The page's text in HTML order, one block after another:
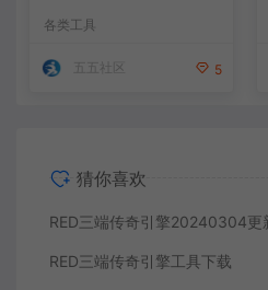
各类工具
五五社区 5
猜你喜欢
RED三端传奇引擎工具下载